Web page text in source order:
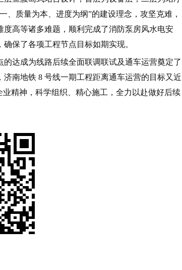
、质量为本、进度为纲”的建设理念，攻坚克难，
高等诸多难题，顺利完成了消防泵房风水电安
保了各项工程节点目标如期实现。
达成为线路后续全面联调联试及通车运营奠定了
南地铁 8 号线一期工程距离通车运营的目标又近
精神，科学组织、精心施工，全力以赴做好后续